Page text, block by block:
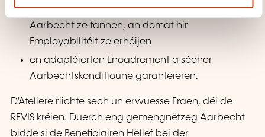
de Beneficiairen hëllefen, hir Chancen, fir eng
Aarbecht ze fannen, an domat hir
Employabilitéit ze erhéijen
en adaptéierten Encadrement a sécher
Aarbechtskonditioune garantéieren.
D'Ateliere riichte sech un erwuesse Fraen, déi de
REVIS kréien. Duerch eng gemengnëtzeg Aarbecht
bidde si de Beneficiairen Hëllef bei der